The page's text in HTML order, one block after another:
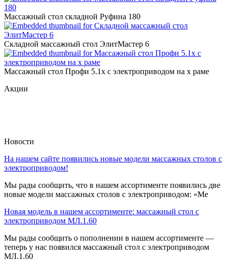
Массажный стол складной Руфина 180
Складной массажный стол ЭлитМастер 6
Массажный стол Профи 5.1х с электроприводом на х раме
Акции
Новости
На нашем сайте появились новые модели массажных столов с
электроприводом!
Мы рады сообщить, что в нашем ассортименте появились две
новые модели массажных столов с электроприводом: «Ме
Новая модель в нашем ассортименте: массажный стол с
электроприводом МЛ.1.60
Мы рады сообщить о пополнении в нашем ассортименте —
теперь у нас появился массажный стол с электроприводом
МЛ.1.60